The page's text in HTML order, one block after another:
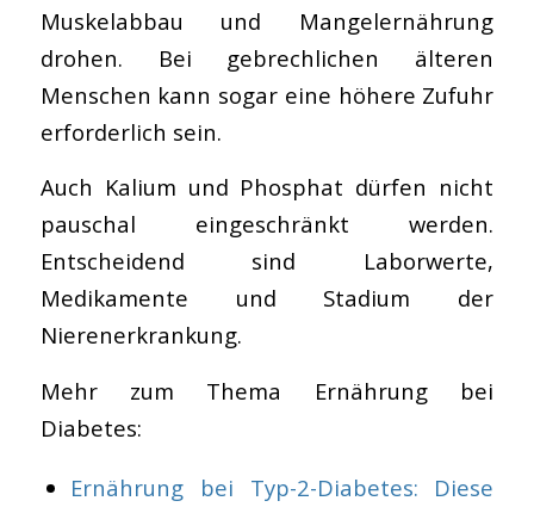
Muskelabbau und Mangelernährung
drohen. Bei gebrechlichen älteren
Menschen kann sogar eine höhere Zufuhr
erforderlich sein.
Auch Kalium und Phosphat dürfen nicht
pauschal eingeschränkt werden.
Entscheidend sind Laborwerte,
Medikamente und Stadium der
Nierenerkrankung.
Mehr zum Thema Ernährung bei
Diabetes:
Ernährung bei Typ-2-Diabetes: Diese